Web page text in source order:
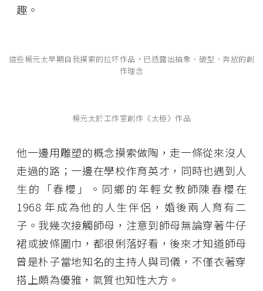
趣。
這些楊元太早期自我摸索的拉坏作品，已透露出抽象、破型、奔放的創
作理念
楊元太於工作室創作《太極》作品
他一邊用雕塑的概念摸索做陶，走一條從來沒人
走過的路；一邊在學校作育英才，同時也遇到人
生的「春櫻」。同鄉的年輕女教師陳春櫻在
1968 年成為他的人生伴侶，婚後兩人育有二
子。我幾次接觸師母，注意到師母無論穿著牛仔
裙或披條圍巾，都很俐落好看，後來才知道師母
曾是朴子當地知名的主持人與司儀，不僅衣著穿
搭上頗為優雅，氣質也知性大方。